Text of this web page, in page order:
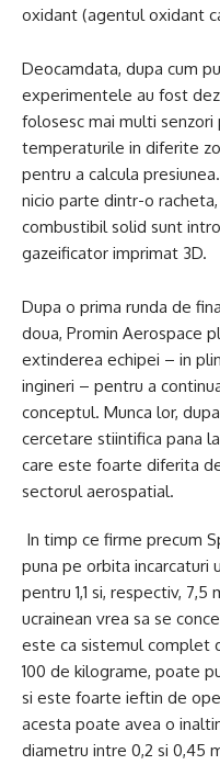
oxidant (agentul oxidant
Deocamdata, dupa cum
experimentele au fost
folosesc mai multi
temperaturile in diferite
pentru a calcula
nicio parte dintr-o
combustibil solid sunt
gazeificator imprimat 3D.
Dupa o prima runda de
doua, Promin Aerospace
extinderea echipei – in
ingineri – pentru a
conceptul. Munca lor,
cercetare stiintifica pana
care este foarte diferita
sectorul aerospatial.
In timp ce firme precum
puna pe orbita incarcaturi
pentru 1,1 si, respectiv,
ucrainean vrea sa se
este ca sistemul complet
100 de kilograme, poate
si este foarte ieftin de
acesta poate avea o
diametru intre 0,2 si 0,45